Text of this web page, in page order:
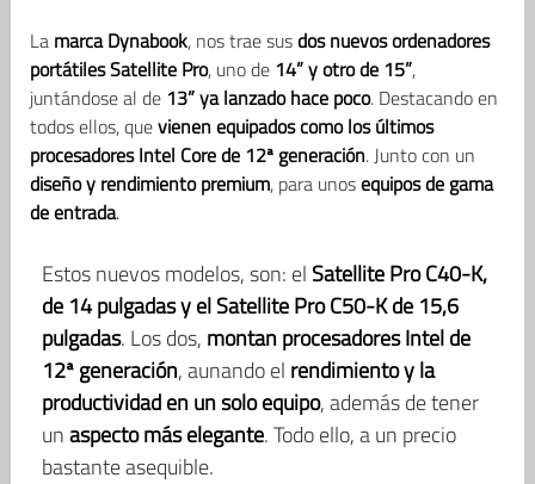
La marca Dynabook, nos trae susdos nuevos ordenadores
portátiles Satellite Pro, uno de 14” y otro de 15”,
juntándose al de 13” ya lanzado hace poco. Destacando en
todos ellos, quevienen equipados como los últimos
procesadores Intel Core de 12ª generación. Junto con un
diseño y rendimiento premium, para unosequipos de gama
de entrada.
Estos nuevos modelos, son: el Satellite Pro C40-K,
de 14 pulgadas y el Satellite Pro C50-K de 15,6
pulgadas. Los dos, montan procesadores Intel de
12ª generación, aunando el rendimiento y la
productividad en un solo equipo, además de tener
unaspecto más elegante. Todo ello, a un precio
bastante asequible.